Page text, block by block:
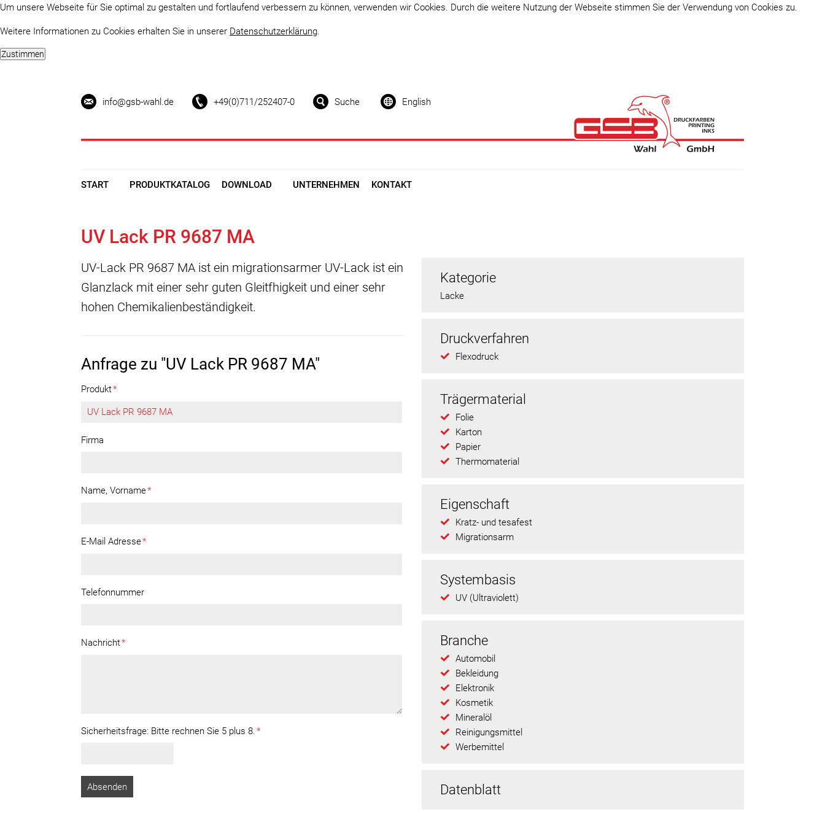
Um unsere Webseite für Sie optimal zu gestalten und fortlaufend verbessern zu können, verwenden wir Cookies. Durch die weitere Nutzung der Webseite stimmen Sie der Verwendung von Cookies zu.
Weitere Informationen zu Cookies erhalten Sie in unserer Datenschutzerklärung.
info@gsb-wahl.de +49(0)711/252407-0 Suche English
START PRODUKTKATALOG DOWNLOAD UNTERNEHMEN KONTAKT
UV Lack PR 9687 MA
UV-Lack PR 9687 MA ist ein migrationsarmer UV-Lack ist ein
Glanzlack mit einer sehr guten Gleitfhigkeit und einer sehr
hohen Chemikalienbeständigkeit.
Anfrage zu "UV Lack PR 9687 MA"
Produkt*
Firma
Name, Vorname*
E-Mail Adresse*
Telefonnummer
Nachricht*
Sicherheitsfrage: Bitte rechnen Sie 5 plus 8.*
Kategorie
Lacke
Druckverfahren
Flexodruck
Trägermaterial
Folie
Karton
Papier
Thermomaterial
Eigenschaft
Kratz- und tesafest
Migrationsarm
Systembasis
UV (Ultraviolett)
Branche
Automobil
Bekleidung
Elektronik
Kosmetik
Mineralöl
Reinigungsmittel
Werbemittel
Datenblatt